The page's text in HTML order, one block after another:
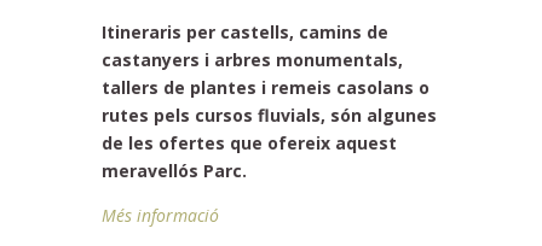
Itineraris per castells, camins de
castanyers i arbres monumentals,
tallers de plantes i remeis casolans o
rutes pels cursos fluvials, són algunes
de les ofertes que ofereix aquest
meravellós Parc.
Més informació